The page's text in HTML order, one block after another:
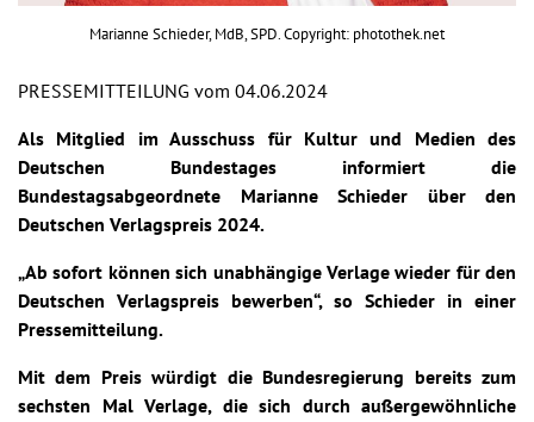
Marianne Schieder, MdB, SPD. Copyright: photothek.net
PRESSEMITTEILUNG vom 04.06.2024
Als Mitglied im Ausschuss für Kultur und Medien des
Deutschen Bundestages informiert die
Bundestagsabgeordnete Marianne Schieder über den
Deutschen Verlagspreis 2024.
„Ab sofort können sich unabhängige Verlage wieder für den
Deutschen Verlagspreis bewerben“, so Schieder in einer
Pressemitteilung.
Mit dem Preis würdigt die Bundesregierung bereits zum
sechsten Mal Verlage, die sich durch außergewöhnliche